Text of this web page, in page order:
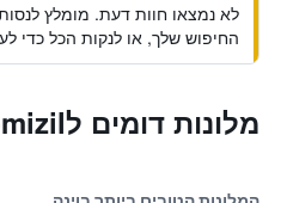
לא נמצאו חוות דעת. מומלץ
החיפוש שלך, או לנקות הכל כדי
מלונות דומים לHotel Domizil